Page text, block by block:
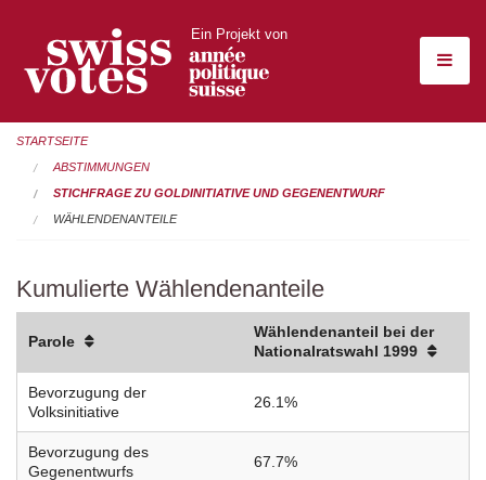
Ein Projekt von
STARTSEITE
ABSTIMMUNGEN
STICHFRAGE ZU GOLDINITIATIVE UND GEGENENTWURF
WÄHLENDENANTEILE
Kumulierte Wählendenanteile
Parole
Wählendenanteil bei der
Nationalratswahl 1999
Bevorzugung der
Volksinitiative
26.1%
Bevorzugung des
Gegenentwurfs
67.7%